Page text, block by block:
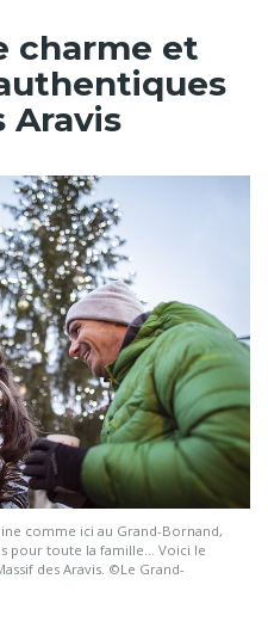
charme et
Aravis
comme ici au Grand-Bornand,
pour toute la famille... Voici le
des Aravis. ©Le Grand-